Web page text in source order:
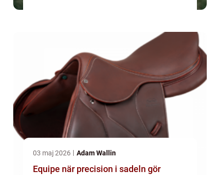
03 maj 2026 Adam Wallin
Equipe när precision i sadeln gör